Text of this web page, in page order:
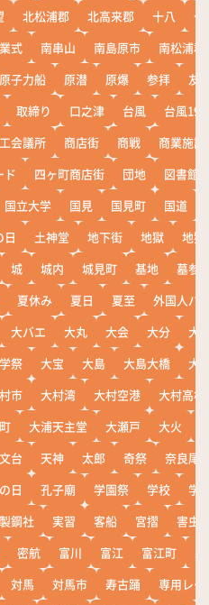
北松浦郡 北高来郡 十八
十
式 南串山 南島原市
南松浦郡
原子力船 原潜 原爆 参拝
友
取締り 口之津 台風
台風19
会議所 商店街 商戦
商業施設
ド 四ヶ町商店街 団地
図書館
国立大学 国見 国見町 国道
日 土神堂 地下街 地獄
地獄
城 城内 城見町 基地
墓参
夏休み 夏日 夏至
外国人バ
大バエ 大丸 大会 大分
大
祭 大宝 大島 大島大橋
大
市 大村湾 大村空港
大村高校
大浦天主堂 大瀬戸 大火
台 天神 太郎 奇祭
奈良尾
日 孔子廟 学園祭 学校
学
鋼社 実習 客船 宮摺
害虫
密航 富川 富江 富江町
対馬 対馬市 寿古踊
専用レー